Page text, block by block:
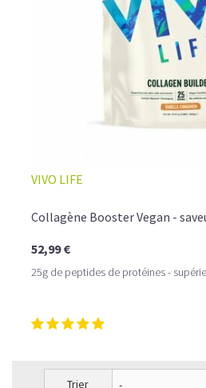
Une énergie immédiate et
qui vous accompagne toute la
Pour ceux qui veulent retrouver
glacé, sans se sentir lourd ni
🍯 CAFÉ FRAPPÉ AU CARAMEL
VIVO LIFE
Collagène Booster Vegan -
52,99 €
25g de peptides de protéines -
Trier